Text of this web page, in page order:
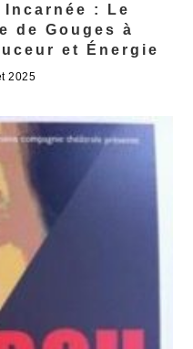
: Le
de Gouges à
et Énergie
2025